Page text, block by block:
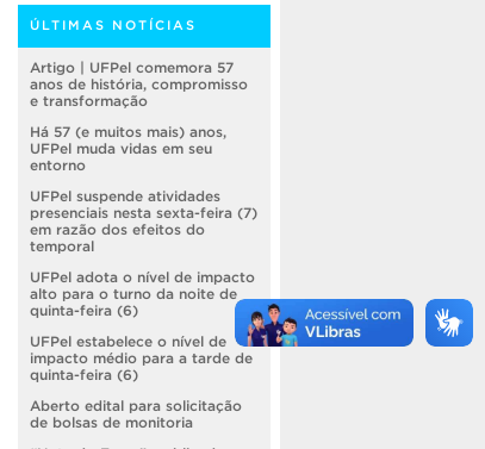
ÚLTIMAS NOTÍCIAS
Artigo | UFPel comemora 57
anos de história, compromisso
e transformação
Há 57 (e muitos mais) anos,
UFPel muda vidas em seu
entorno
UFPel suspende atividades
presenciais nesta sexta-feira (7)
em razão dos efeitos do
temporal
UFPel adota o nível de impacto
alto para o turno da noite de
quinta-feira (6)
UFPel estabelece o nível de
impacto médio para a tarde de
quinta-feira (6)
Aberto edital para solicitação
de bolsas de monitoria